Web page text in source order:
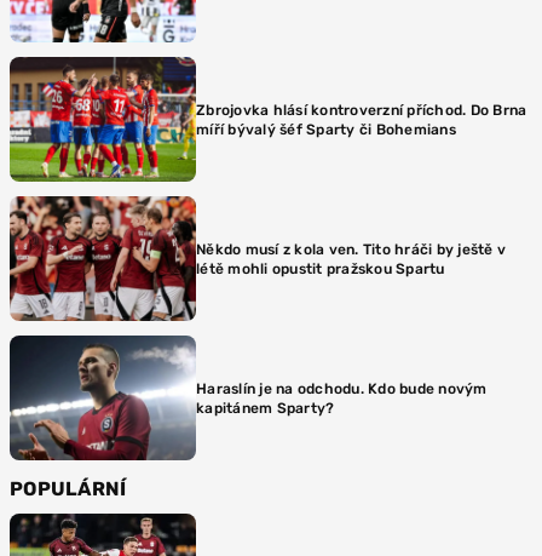
Zbrojovka hlásí kontroverzní příchod. Do Brna
míří bývalý šéf Sparty či Bohemians
Někdo musí z kola ven. Tito hráči by ještě v
létě mohli opustit pražskou Spartu
Haraslín je na odchodu. Kdo bude novým
kapitánem Sparty?
POPULÁRNÍ